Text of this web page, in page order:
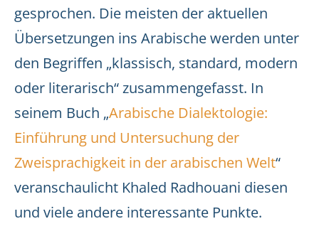
gesprochen. Die meisten der aktuellen
Übersetzungen ins Arabische werden unter
den Begriffen „klassisch, standard, modern
oder literarisch“ zusammengefasst. In
seinem Buch „Arabische Dialektologie:
Einführung und Untersuchung der
Zweisprachigkeit in der arabischen Welt“
veranschaulicht Khaled Radhouani diesen
und viele andere interessante Punkte.